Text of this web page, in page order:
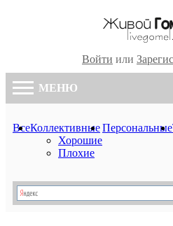
Войти или
МЕНЮ
ВсеКоллективные
Хорошие
Плохие
Персональные